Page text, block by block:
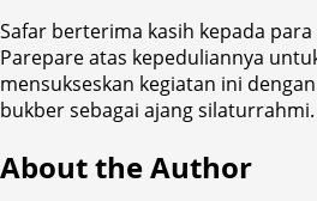
Safar berterima kasih kepada
Parepare atas kepeduliannya
mensukseskan kegiatan ini
bukber sebagai ajang
About the Author